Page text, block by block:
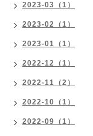
2023-03（1）
2023-02（1）
2023-01（1）
2022-12（1）
2022-11（2）
2022-10（1）
2022-09（1）